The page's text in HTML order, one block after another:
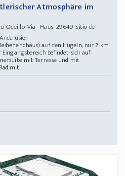
Atmosphäre im
Odeillo-Via - Haus 29649 Sitio de
auf den Hügeln, nur 2 km
befindet sich auf
mit Terrasse und mit
mit ...